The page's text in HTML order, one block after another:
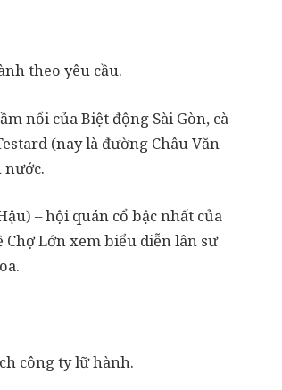
theo yêu cầu.
nổi của Biệt động Sài Gòn, cà
(nay là đường Châu Văn
nước.
– hội quán cổ bậc nhất của
Chợ Lớn xem biểu diễn lân sư
công ty lữ hành.